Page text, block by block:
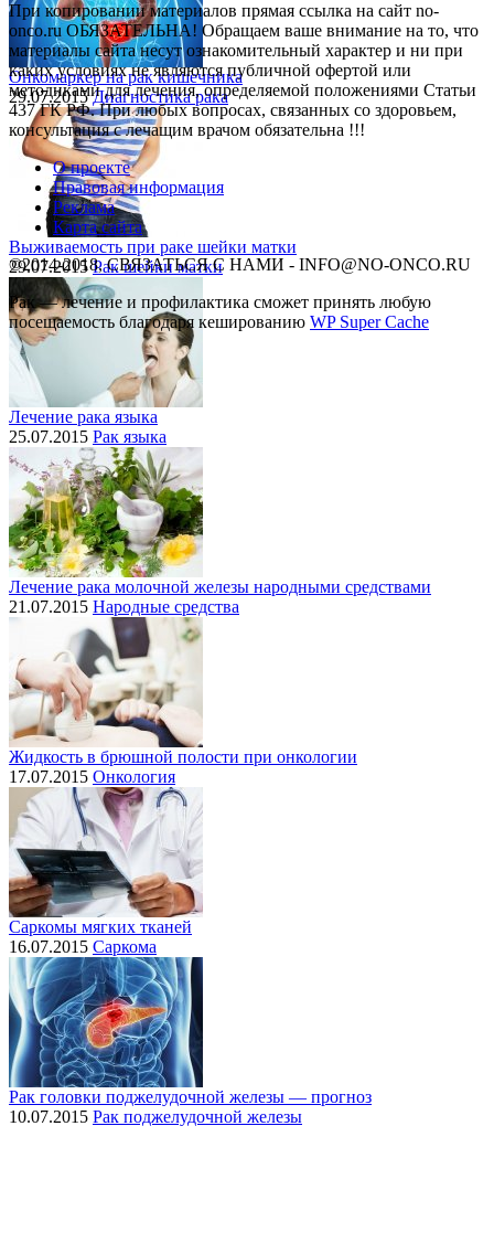
Онкомаркер на рак кишечника
29.07.2015 Диагностика рака
Выживаемость при раке шейки матки
29.07.2015 Рак шейки матки
Лечение рака языка
25.07.2015 Рак языка
Лечение рака молочной железы народными средствами
21.07.2015 Народные средства
Жидкость в брюшной полости при онкологии
17.07.2015 Онкология
Саркомы мягких тканей
16.07.2015 Саркома
Рак головки поджелудочной железы — прогноз
10.07.2015 Рак поджелудочной железы
При копировании материалов прямая ссылка на сайт no-
onco.ru ОБЯЗАТЕЛЬНА! Обращаем ваше внимание на то, что
материалы сайта несут ознакомительный характер и ни при
каких условиях не являются публичной офертой или
методиками для лечения, определяемой положениями Статьи
437 ГК РФ. При любых вопросах, связанных со здоровьем,
консультация с лечащим врачом обязательна !!!
О проекте
Правовая информация
Реклама
Карта сайта
©2014-2018, СВЯЗАТЬСЯ С НАМИ - INFO@NO-ONCO.RU
Рак — лечение и профилактика cможет принять любую
посещаемость благодаря кешированию WP Super Cache